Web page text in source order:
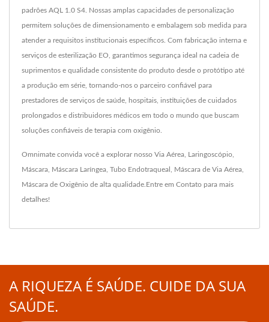
padrões AQL 1.0 S4. Nossas amplas capacidades de personalização
permitem soluções de dimensionamento e embalagem sob medida para
atender a requisitos institucionais específicos. Com fabricação interna e
serviços de esterilização EO, garantimos segurança ideal na cadeia de
suprimentos e qualidade consistente do produto desde o protótipo até
a produção em série, tornando-nos o parceiro confiável para
prestadores de serviços de saúde, hospitais, instituições de cuidados
prolongados e distribuidores médicos em todo o mundo que buscam
soluções confiáveis de terapia com oxigênio.
Omnimate convida você a explorar nosso Via Aérea Laringoscópio
Máscara Máscara Laríngea Tubo Endotraqueal Máscara de Via Aérea
Máscara de Oxigênio de alta qualidade. Entre em Contato para mais
detalhes!
A RIQUEZA É SAÚDE. CUIDE DA SUA
SAÚDE.